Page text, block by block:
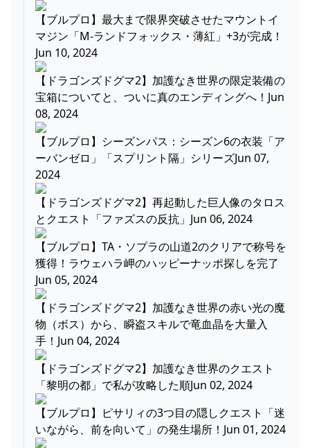
【ブルプロ】最大まで限界突破させたマウントイ
マジン「M-ランドフォックス・薄紅」+3が完成！
Jun 10, 2024
【ドラゴンズドグマ2】加護なき世界の限定装備の
宝箱についてと、ついに真のエンディングへ！Jun
08, 2024
【ブルプロ】シーズンパス：シーズン6の衣装「ア
ーバンゼロ」「スプリント隔」シリーズJun 07,
2024
【ドラゴンズドグマ2】再起動した巨人像のタロス
とクエスト「ファズスの反抗」Jun 06, 2024
【ブルプロ】TA・ソプラの山道2のクリアで称号を
獲得！ラウェハラ岬のハッピーナッポ探しを完了
Jun 05, 2024
【ドラゴンズドグマ2】加護なき世界の赤い光の魔
物（ボス）から、瞬盗スキルで竜血晶を大量入
手！Jun 04, 2024
【ドラゴンズドグマ2】加護なき世界のクエスト
「黎明の都」で私が攻略した順Jun 02, 2024
【ブルプロ】ピサリィの3つ目の隠しクエスト「迷
いながら、前を向いて」の発生場所！Jun 01, 2024